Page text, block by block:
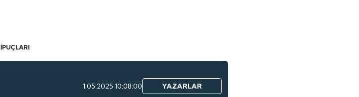
1.05.2025 10:08:00 YAZARLAR